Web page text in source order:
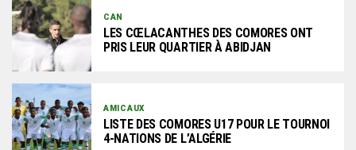
CAN
LES CŒLACANTHES DES COMORES ONT
PRIS LEUR QUARTIER À ABIDJAN
AMICAUX
LISTE DES COMORES U17 POUR LE TOURNOI
4-NATIONS DE L’ALGÉRIE